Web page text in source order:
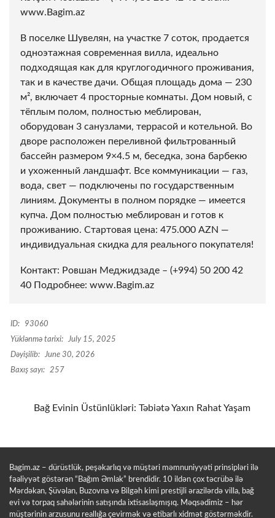
www.Bagim.az
В поселке Шувелян, на участке 7 соток, продается
одноэтажная современная вилла, идеально
подходящая как для круглогодичного проживания,
так и в качестве дачи. Общая площадь дома — 230
м², включает 4 просторные комнаты. Дом новый, с
тёплым полом, полностью меблирован,
оборудован 3 санузлами, террасой и котельной. Во
дворе расположен переливной фильтрованный
бассейн размером 9×4.5 м, беседка, зона барбекю
и ухоженный ландшафт. Все коммуникации — газ,
вода, свет — подключены по государственным
линиям. Документы в полном порядке — имеется
купча. Дом полностью меблирован и готов к
проживанию. Стартовая цена: 475.000 AZN —
индивидуальная скидка для реального покупателя!
Контакт: Ровшан Меджидзаде – (+994) 50 200 42
40 Подробнее: www.Bagim.az
ID:
93060
Yüklənmə tarixi:
July 15, 2025
Dəyişilib:
June 30, 2026
Baxış sayı:
257
Bağ Evinin Üstünlükləri: Təbiətə Yaxın Rahat Yaşam
Bagim.az – dürüstlük, peşəkarlıq və müştəri məmnuniyyəti prinsipləri ilə
fəaliyyət göstərən “Bağım Əmlak” brendidir. 10 ildən çox təcrübə ilə
Mərdəkan, Şüvəlan, Buzovna və Bilgəh kimi prestijli ərazilərdə villa, bağ
evi və torpaq sahələrinin satışında ixtisaslaşmışıq. Məqsədimiz – hər
müştərinin arzusunu reallığa çevirmək və etibarlı xidmət göstərməkdir.